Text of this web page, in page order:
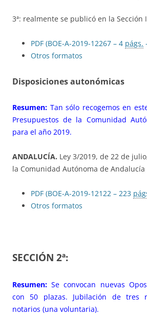
3ª: realmente se publicó en la Sección
PDF (BOE-A-2019-12267 – 4 págs.
Otros formatos
Disposiciones autonómicas
Resumen: Tan sólo recogemos en
Presupuestos de la Comunidad
para el año 2019.
ANDALUCÍA. Ley 3/2019, de 22 de
la Comunidad Autónoma de Andalucía
PDF (BOE-A-2019-12122 – 223
Otros formatos
SECCIÓN 2ª:
Resumen: Se convocan nuevas
con 50 plazas. Jubilación de tres
notarios (una voluntaria).